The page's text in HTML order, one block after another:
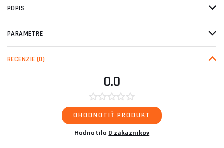
POPIS
PARAMETRE
RECENZIE (0)
0.0
OHODNOTIŤ PRODUKT
Hodnotilo 0 zákazníkov